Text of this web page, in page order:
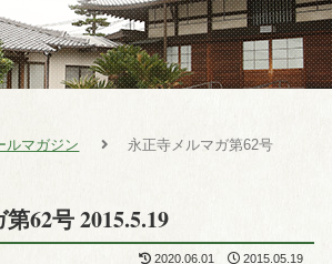
ルマガジン
永正寺メルマガ第62号
62号 2015.5.19
2020.06.01 2015.05.19